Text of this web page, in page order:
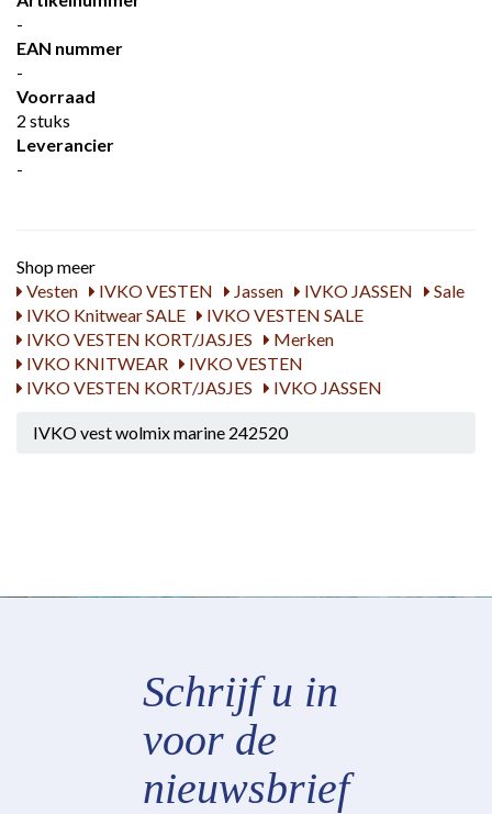
-
EAN nummer
-
Voorraad
2 stuks
Leverancier
-
Shop meer
Vesten
IVKO VESTEN Jassen IVKO JASSEN
Sale
IVKO Knitwear SALE
IVKO VESTEN SALE
IVKO VESTEN KORT/JASJES
Merken
IVKO KNITWEAR
IVKO VESTEN
IVKO VESTEN KORT/JASJES
IVKO JASSEN
IVKO vest wolmix marine 242520
Schrijf u in
voor de
nieuwsbrief